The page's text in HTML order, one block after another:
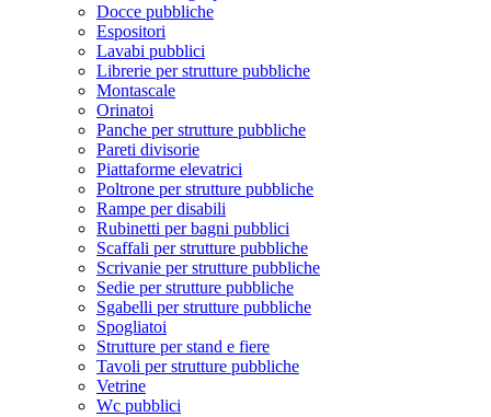
Docce pubbliche
Espositori
Lavabi pubblici
Librerie per strutture pubbliche
Montascale
Orinatoi
Panche per strutture pubbliche
Pareti divisorie
Piattaforme elevatrici
Poltrone per strutture pubbliche
Rampe per disabili
Rubinetti per bagni pubblici
Scaffali per strutture pubbliche
Scrivanie per strutture pubbliche
Sedie per strutture pubbliche
Sgabelli per strutture pubbliche
Spogliatoi
Strutture per stand e fiere
Tavoli per strutture pubbliche
Vetrine
Wc pubblici